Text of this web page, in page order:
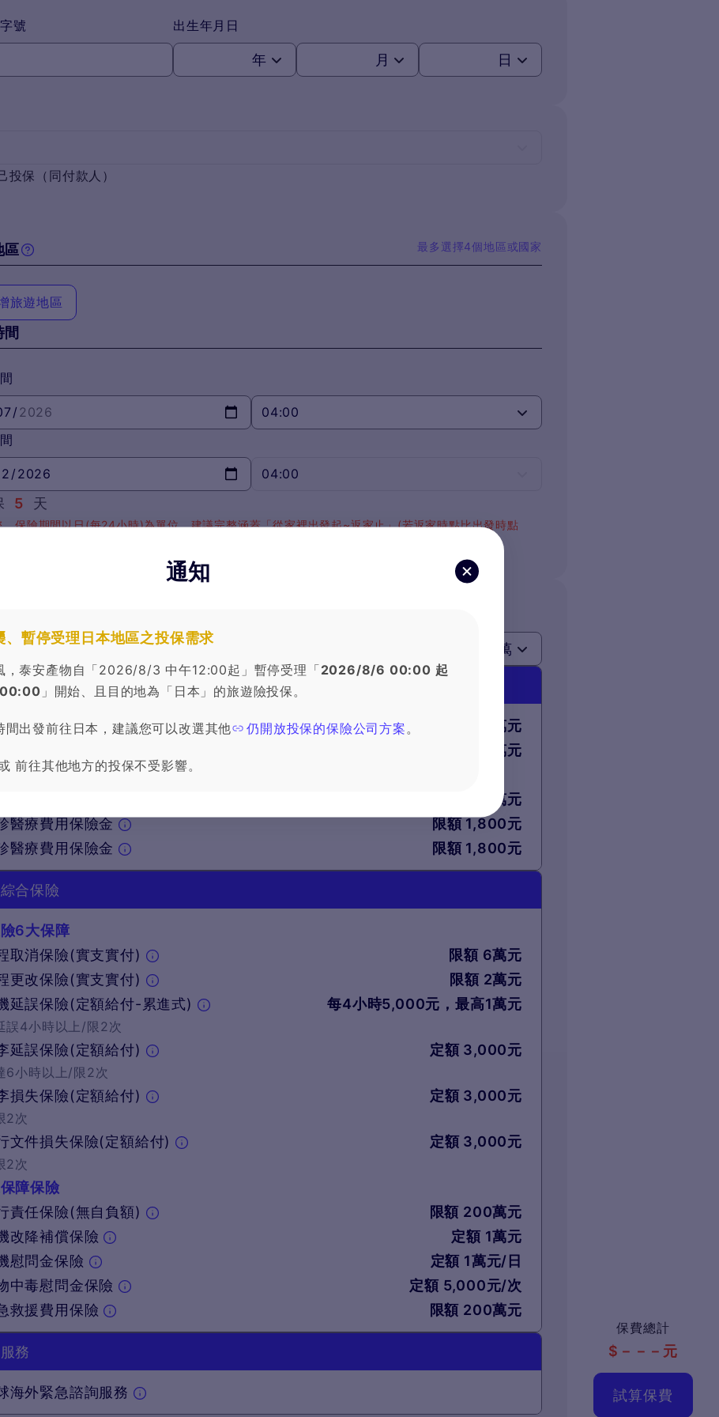
號 出生年月日
年 月 日
投保（同付款人）
區 最多選擇4個地區或國家
旅遊地區
間
04:00
04:00
5 天
保險期間以日(每24小時)為單位，建議完整涵蓋「從家裡出發起~返家止」(若返家時點比出發時點
假型 萬
安保險
意外身故或失能
最高 600萬元
最高 60萬元
發疾病(乙型)
限額 18萬元
醫療費用保險金
限額 1,800元
醫療費用保險金
限額 1,800元
合保險
6大保障
取消保險(實支實付)
限額 6萬元
更改保險(實支實付)
限額 2萬元
延誤保險(定額給付-累進式)
誤4小時以上/限2次
每4小時5,000元，最高1萬元
延誤保險(定額給付)
6小時以上/限2次
定額 3,000元
損失保險(定額給付)
2次
定額 3,000元
文件損失保險(定額給付)
2次
定額 3,000元
障保險
責任保險(無自負額)
限額 200萬元
改降補償保險
定額 1萬元
慰問金保險
定額 1萬元/日
中毒慰問金保險
定額 5,000元/次
救援費用保險
限額 200萬元
務
海外緊急諮詢服務
保費總計
$ －－－ 元
試算保費
通知
、暫停受理日本地區之投保需求
，泰安產物自「2026/8/3 中午12:00起」暫停受理「2026/8/6 00:00 起
」開始、且目的地為「日本」的旅遊險投保。
間出發前往日本，建議您可以改選其他 仍開放投保的保險公司方案 。
前往其他地方的投保不受影響。